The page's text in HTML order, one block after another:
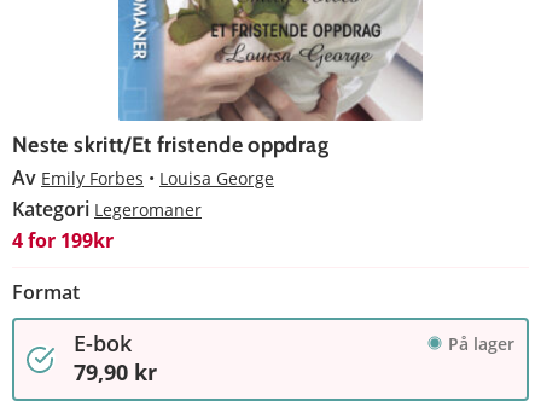
Neste skritt/Et fristende oppdrag
Av Emily Forbes Louisa George
Kategori Legeromaner
4 for 199kr
Format
E-bok På lager
79,90 kr